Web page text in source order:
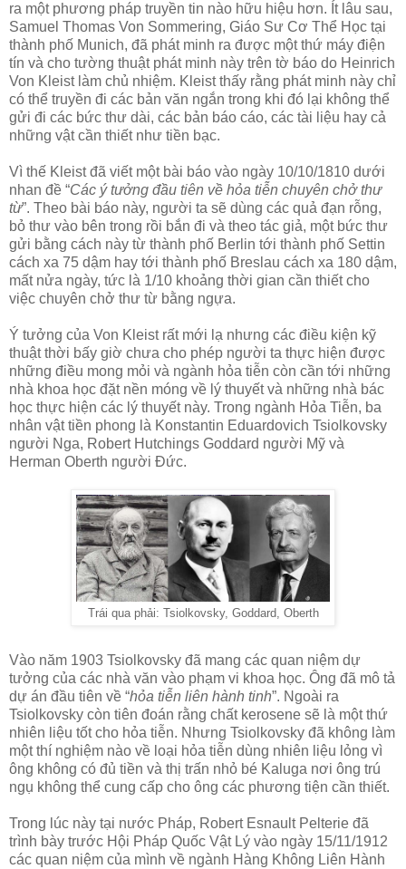
ra một phương pháp truyền tin nào hữu hiệu hơn. Ít lâu sau,
Samuel Thomas Von Sommering, Giáo Sư Cơ Thể Học tại
thành phố Munich, đã phát minh ra được một thứ máy điện
tín và cho tường thuật phát minh này trên tờ báo do Heinrich
Von Kleist làm chủ nhiệm. Kleist thấy rằng phát minh này chỉ
có thể truyền đi các bản văn ngắn trong khi đó lại không thể
gửi đi các bức thư dài, các bản báo cáo, các tài liệu hay cả
những vật cần thiết như tiền bạc.
Vì thế Kleist đã viết một bài báo vào ngày 10/10/1810 dưới
nhan đề “Các ý tưởng đầu tiên về hỏa tiễn chuyên chở thư
từ”. Theo bài báo này, người ta sẽ dùng các quả đạn rỗng,
bỏ thư vào bên trong rồi bắn đi và theo tác giả, một bức thư
gửi bằng cách này từ thành phố Berlin tới thành phố Settin
cách xa 75 dậm hay tới thành phố Breslau cách xa 180 dậm,
mất nửa ngày, tức là 1/10 khoảng thời gian cần thiết cho
việc chuyên chở thư từ bằng ngựa.
Ý tưởng của Von Kleist rất mới lạ nhưng các điều kiện kỹ
thuật thời bấy giờ chưa cho phép người ta thực hiện được
những điều mong mỏi và ngành hỏa tiễn còn cần tới những
nhà khoa học đặt nền móng về lý thuyết và những nhà bác
học thực hiện các lý thuyết này. Trong ngành Hỏa Tiễn, ba
nhân vật tiền phong là Konstantin Eduardovich Tsiolkovsky
người Nga, Robert Hutchings Goddard người Mỹ và
Herman Oberth người Đức.
Trái qua phải: Tsiolkovsky, Goddard, Oberth
Vào năm 1903 Tsiolkovsky đã mang các quan niệm dự
tưởng của các nhà văn vào phạm vi khoa học. Ông đã mô tả
dự án đầu tiên về “hỏa tiễn liên hành tinh”. Ngoài ra
Tsiolkovsky còn tiên đoán rằng chất kerosene sẽ là một thứ
nhiên liệu tốt cho hỏa tiễn. Nhưng Tsiolkovsky đã không làm
một thí nghiệm nào về loại hỏa tiễn dùng nhiên liệu lỏng vì
ông không có đủ tiền và thị trấn nhỏ bé Kaluga nơi ông trú
ngụ không thể cung cấp cho ông các phương tiện cần thiết.
Trong lúc này tại nước Pháp, Robert Esnault Pelterie đã
trình bày trước Hội Pháp Quốc Vật Lý vào ngày 15/11/1912
các quan niệm của mình về ngành Hàng Không Liên Hành